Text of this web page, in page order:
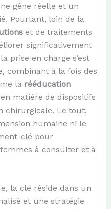
gêne réelle et un
Pourtant, loin de la
et de traitements
significativement
prise en charge s’est
combinant à la fois des
la rééducation
matière de dispositifs
chirurgicale. Le tout,
humaine ni le
clé pour
à consulter et à
la clé réside dans un
et une stratégie